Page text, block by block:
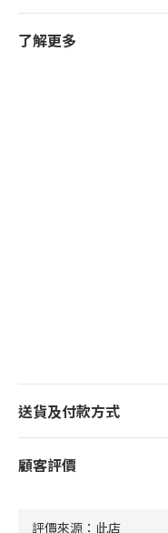
了解更多
送貨及付款方式
顧客評價